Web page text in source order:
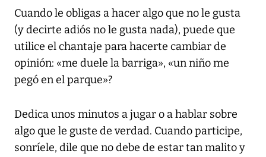
Cuando le obligas a hacer algo que no le gusta
(y decirte adiós no le gusta nada), puede que
utilice el chantaje para hacerte cambiar de
opinión: «me duele la barriga», «un niño me
pegó en el parque»?
Dedica unos minutos a jugar o a hablar sobre
algo que le guste de verdad. Cuando participe,
sonríele, dile que no debe de estar tan malito y